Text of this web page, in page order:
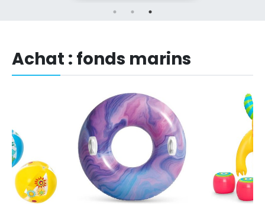
Achat : fonds marins